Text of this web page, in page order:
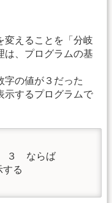
変えることを「分岐
は、プログラムの基
字の値が３だった
示するプログラムで
３　ならば
る